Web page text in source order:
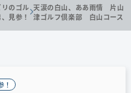
リのゴル
見参！
天涙の白山、ああ雨情 片山
津ゴルフ倶楽部 白山コース
！